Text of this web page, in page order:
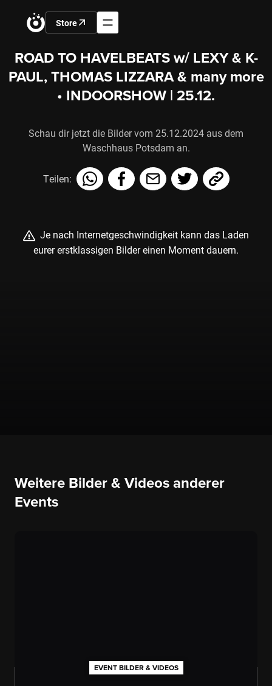
Store
ROAD TO HAVELBEATS w/ LEXY & K-
PAUL, THOMAS LIZZARA & many more
• INDOORSHOW | 25.12.
Schau dir jetzt die Bilder vom 25.12.2024 aus dem
Waschhaus Potsdam an.
Teilen:
Je nach Internetgeschwindigkeit kann das Laden
eurer erstklassigen Bilder einen Moment dauern.
Weitere Bilder & Videos anderer
Events
EVENT BILDER & VIDEOS